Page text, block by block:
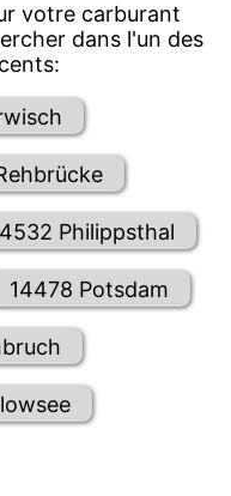
votre carburant
dans l'un des
Philippsthal
14478 Potsdam